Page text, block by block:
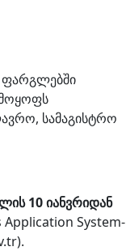
ფარგლებში
სამაგისტრო
10 იანვრიდან
System-